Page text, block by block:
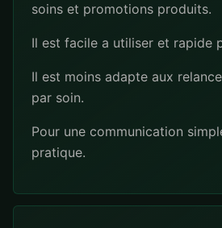
soins et promotions produits.
Il est facile a utiliser et rapide
Il est moins adapte aux
par soin.
Pour une communication
pratique.